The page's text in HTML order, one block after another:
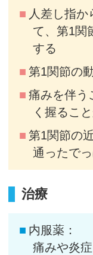
人差し指
て、第1関
する
第1関節の
痛みを伴う
く握るこ
第1関節の
通ったで
治療
内服薬：
痛みや炎